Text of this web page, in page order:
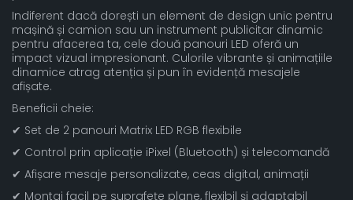
Indiferent dacă dorești un element de design unic pentru
mașină și camion sau un instrument publicitar dinamic
pentru afacerea ta, cele două panouri LED oferă un
impact vizual impresionant. Culorile vibrante și animațiile
dinamice atrag atenția și pun în evidență mesajele
afișate.
Beneficii cheie:
✔ Set de 2 panouri Matrix LED RGB flexibile
✔ Control prin aplicație iPixel (Bluetooth) și telecomandă
✔ Afișare mesaje personalizate, ceas digital, animații
✔ Montaj facil pe suprafețe plane, flexibil și adaptabil